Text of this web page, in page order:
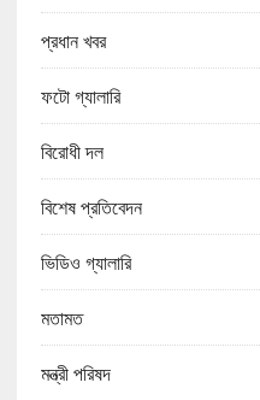
প্রধান খবর
ফটো গ্যালারি
বিরোধী দল
বিশেষ প্রতিবেদন
ভিডিও গ্যালারি
মতামত
মন্ত্রী পরিষদ